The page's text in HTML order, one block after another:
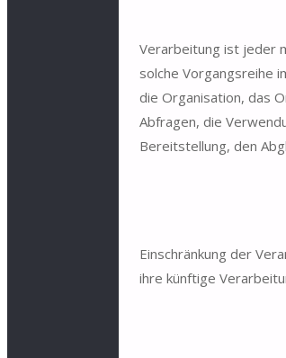
Verarbeitung ist jeder
solche Vorgangsreihe
die Organisation, das
Abfragen, die
Bereitstellung, den
Einschränkung der
ihre künftige